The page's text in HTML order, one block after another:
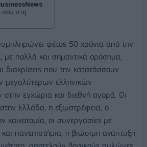
σου στη
φέτος 50 χρόνια από την
με πολλά και σημαντικά ορόσημα,
διακρίσεις που την κατατάσσουν
μεγαλύτερων ελληνικών
εγχώρια και διεθνή αγορά. Οι
στην Ελλάδα, η εξωστρέφεια, ο
καινοτομία, οι συνεργασίες με
πανεπιστήμια, η βιώσιμη ανάπτυξη